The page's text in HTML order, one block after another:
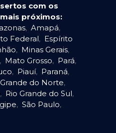
com os
próximos:
, Amapá,
Federal, Espírito
, Minas Gerais,
, Mato Grosso, Pará,
, Piauí, Paraná,
do Norte,
, Rio Grande do Sul,
, São Paulo,